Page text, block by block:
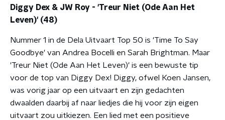
Diggy Dex & JW Roy - 'Treur Niet (Ode Aan Het
Leven)' (48)
Nummer 1 in de Dela Uitvaart Top 50 is 'Time To Say
Goodbye' van Andrea Bocelli en Sarah Brightman. Maar
'Treur Niet (Ode Aan Het Leven)' is een bewuste tip
voor de top van Diggy Dex! Diggy, ofwel Koen Jansen,
was vorig jaar op een uitvaart en zijn gedachten
dwaalden daarbij af naar liedjes die hij voor zijn eigen
uitvaart zou uitkiezen. Een lied met een positieve